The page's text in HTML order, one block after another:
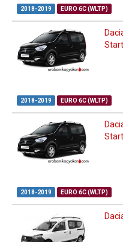
2018-2019 EURO 6C (WLTP)
2018-2019 EURO 6C (WLTP)
2018-2019 EURO 6C (WLTP)